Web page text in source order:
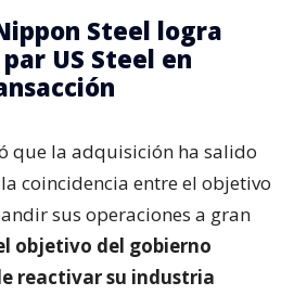
Steel logra
US Steel en
que la adquisición ha salido
coincidencia entre el objetivo
sus operaciones a gran
objetivo del gobierno
reactivar su industria